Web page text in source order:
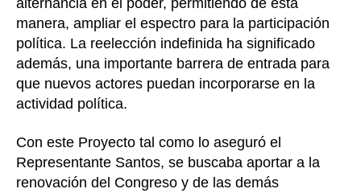
alternancia en el poder, permitiendo de esta
manera, ampliar el espectro para la participación
política. La reelección indefinida ha significado
además, una importante barrera de entrada para
que nuevos actores puedan incorporarse en la
actividad política.
Con este Proyecto tal como lo aseguró el
Representante Santos, se buscaba aportar a la
renovación del Congreso y de las demás